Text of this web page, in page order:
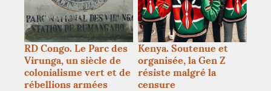
RD Congo. Le Parc des
Virunga, un siècle de
colonialisme vert et de
rébellions armées
Kenya. Soutenue et
organisée, la Gen Z
résiste malgré la
censure